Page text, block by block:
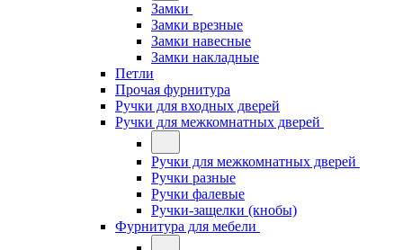
Замки
Замки врезные
Замки навесные
Замки накладные
Петли
Прочая фурнитура
Ручки для входных дверей
Ручки для межкомнатных дверей
Ручки для межкомнатных дверей
Ручки разные
Ручки фалевые
Ручки-защелки (кнобы)
Фурнитура для мебели